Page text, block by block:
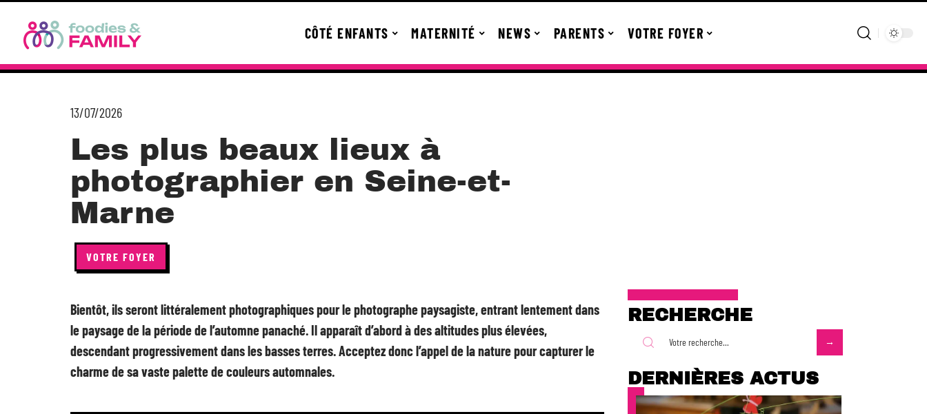
CÔTÉ ENFANTS MATERNITÉ NEWS PARENTS VOTRE FOYER
13/07/2026
Les plus beaux lieux à
photographier en Seine-et-
Marne
VOTRE FOYER
Bientôt, ils seront littéralement photographiques pour le photographe paysagiste, entrant lentement dans
le paysage de la période de l’automne panaché. Il apparaît d’abord à des altitudes plus élevées,
descendant progressivement dans les basses terres. Acceptez donc l’appel de la nature pour capturer le
charme de sa vaste palette de couleurs automnales.
RECHERCHE
DERNIÈRES ACTUS